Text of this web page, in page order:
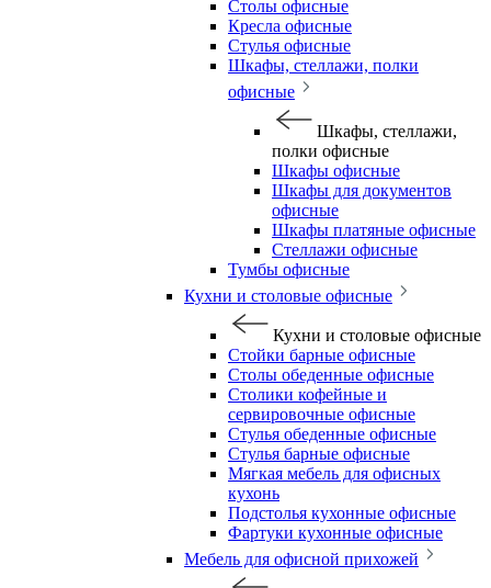
Столы офисные
Кресла офисные
Стулья офисные
Шкафы, стеллажи, полки
офисные
Шкафы, стеллажи,
полки офисные
Шкафы офисные
Шкафы для документов
офисные
Шкафы платяные офисные
Стеллажи офисные
Тумбы офисные
Кухни и столовые офисные
Кухни и столовые офисные
Стойки барные офисные
Столы обеденные офисные
Столики кофейные и
сервировочные офисные
Стулья обеденные офисные
Стулья барные офисные
Мягкая мебель для офисных
кухонь
Подстолья кухонные офисные
Фартуки кухонные офисные
Мебель для офисной прихожей